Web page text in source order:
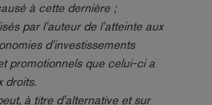
à cette dernière ;
par l'auteur de l'atteinte aux
d'investissements
promotionnels que celui-ci a
droits.
à titre d'alternative et sur